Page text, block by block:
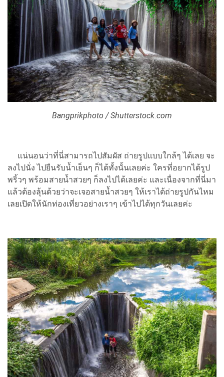
Bangprikphoto / Shutterstock.com
แน่นอนว่าที่นี่สามารถไปสัมผัส ถ่ายรูปแบบใกล้ๆ ได้เลย จะ
ลงไปนั่ง ไปยืนรับน้ำเย็นๆ ก็ได้ทั้งนั้นเลยค่ะ ใครที่อยากได้รูป
พริ้วๆ พร้อมสายน้ำสวยๆ ก็ลงไปได้เลยค่ะ และเนื่องจากที่นี่มา
แล้วต้องลุ้นด้วยว่าจะเจอสายน้ำสวยๆ ให้เราได้ถ่ายรูปกันไหม
เลยเปิดให้นักท่องเที่ยวอย่างเราๆ เข้าไปได้ทุกวันเลยค่ะ